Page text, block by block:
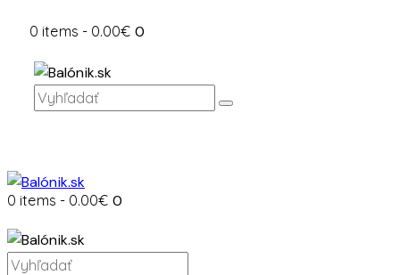
0 items - 0.00€ 0
0 items - 0.00€ 0